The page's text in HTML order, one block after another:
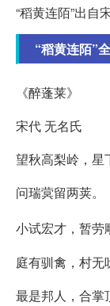
“稻黄连陌”出自
“稻黄连陌”
《醉蓬莱》
宋代 无名氏
望秋高梨岭，星
问瑞蓂留两荚。
小试宏才，暂劳
庭有驯禽，村无
最是邦人，合掌